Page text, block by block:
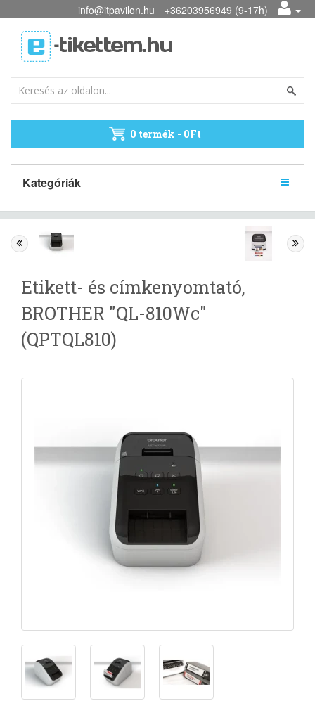
info@itpavilon.hu +36203956949 (9-17h)
0 termék - 0Ft
Kategóriák
Etikett- és címkenyomtató,
BROTHER "QL-810Wc"
(QPTQL810)